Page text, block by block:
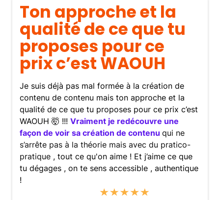
Ton approche et la
qualité de ce que tu
proposes pour ce
prix c’est WAOUH
Je suis déjà pas mal formée à la création de
contenu de contenu mais ton approche et la
qualité de ce que tu proposes pour ce prix c’est
WAOUH 🤯 !!! Vraiment je redécouvre une
façon de voir sa création de contenu qui ne
s’arrête pas à la théorie mais avec du pratico-
pratique , tout ce qu'on aime ! Et j’aime ce que
tu dégages , on te sens accessible , authentique
!